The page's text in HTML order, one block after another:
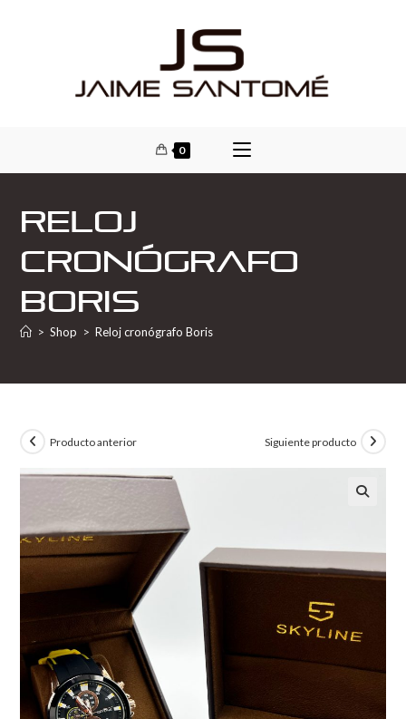
0
Reloj
cronógrafo
Boris
> Shop > Reloj cronógrafo Boris
Producto anterior Siguiente producto